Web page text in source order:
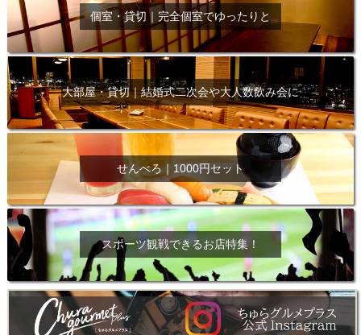
個室・貸切｜完全個室でゆったりと
大部屋・貸切｜結婚式二次会や大人数飲み会に
せんべろ｜1000円セット
スポーツ観戦できるお店特集！